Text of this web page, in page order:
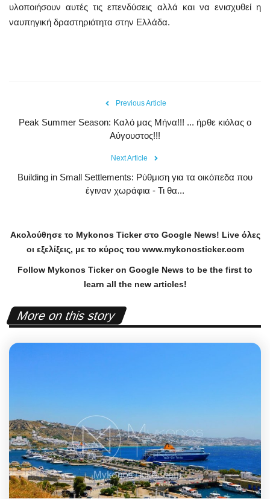
υλοποιήσουν αυτές τις επενδύσεις αλλά και να ενισχυθεί η
ναυπηγική δραστηριότητα στην Ελλάδα.
Previous Article
Peak Summer Season: Kαλό μας Μήνα!!! ... ήρθε κιόλας ο
Αύγουστος!!!
Next Article
Building in Small Settlements: Ρύθμιση για τα οικόπεδα που
έγιναν χωράφια - Τι θα...
Ακολούθησε το Mykonos Tickerστο Google News! Liveόλες
οι εξελίξεις, με το κύρος του www.mykonosticker.com
Follow Mykonos Ticker on Google News to be the first to
learn all the new articles!
More on this story